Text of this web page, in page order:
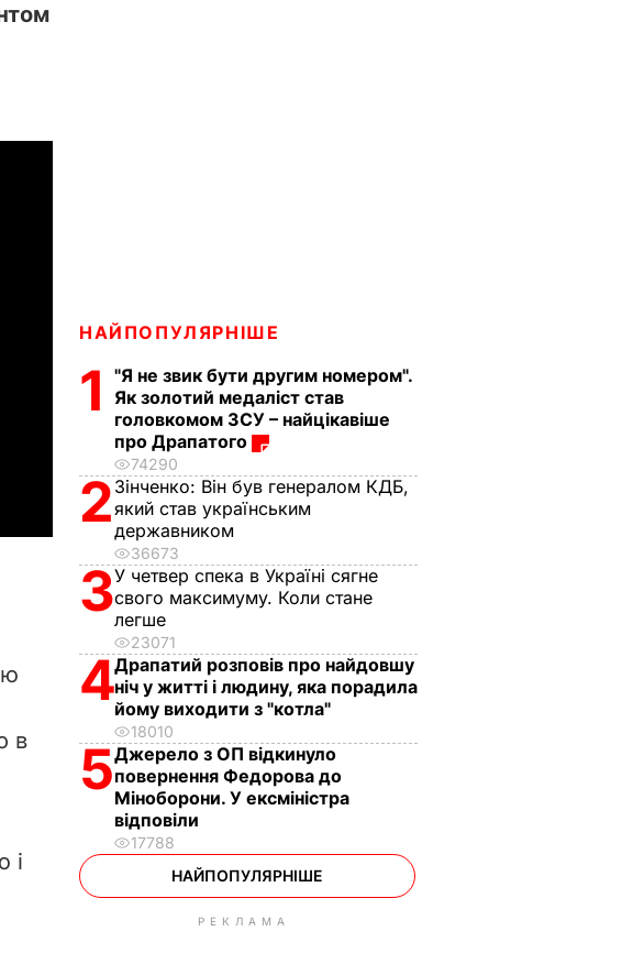
в
і
НАЙПОПУЛЯРНІШЕ
1
"Я не звик бути другим номером".
Як золотий медаліст став
головкомом ЗСУ – найцікавіше
про Драпатого
74290
2 Зінченко: Він був генералом КДБ,
який став українським
державником
36673
3У четвер спека в Україні сягне
свого максимуму. Коли стане
легше
23071
4Драпатий розповів про найдовшу
ніч у житті і людину, яка порадила
йому виходити з "котла"
18010
5Джерело з ОП відкинуло
повернення Федорова до
Міноборони. У ексміністра
відповіли
17788
НАЙПОПУЛЯРНІШЕ
РЕКЛАМА